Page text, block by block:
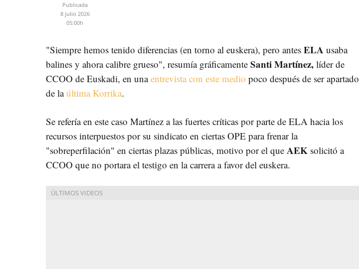
Publicada
8 julio 2026
05:00h
"Siempre hemos tenido diferencias (en torno al euskera), pero antes ELA usaba
balines y ahora calibre grueso", resumía gráficamente Santi Martínez, líder de
CCOO de Euskadi, en unaentrevista con este medio poco después de ser apartado
de laúltima Korrika.
Se refería en este caso Martínez a las fuertes críticas por parte de ELA hacia los
recursos interpuestos por su sindicato en ciertas OPE para frenar la
"sobreperfilación" en ciertas plazas públicas, motivo por el que AEK solicitó a
CCOO que no portara el testigo en la carrera a favor del euskera.